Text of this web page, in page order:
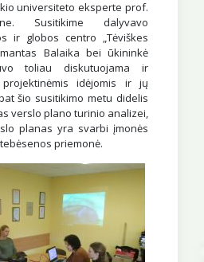
universiteto eksperte prof.
Susitikime dalyvavo
ir globos centro „Tėviškes
Balaika bei ūkininkė
toliau diskutuojama ir
idėjomis ir jų
šio susitikimo metu didelis
verslo plano turinio analizei,
planas yra svarbi įmonės
priemonė.